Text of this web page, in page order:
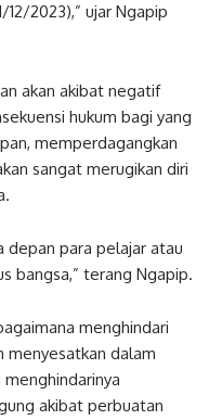
12/2023),” ujar Ngapip
akan akibat negatif
hukum bagi yang
memperdagangkan
sangat merugikan diri
depan para pelajar atau
bangsa,” terang Ngapip.
menghindari
menyesatkan dalam
akibat perbuatan